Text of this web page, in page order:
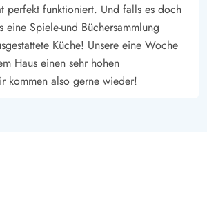
perfekt funktioniert. Und falls es doch
eine Spiele-und Büchersammlung
Küche! Unsere eine Woche
Haus einen sehr hohen
kommen also gerne wieder!